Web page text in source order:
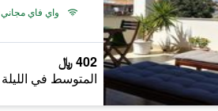
واي فاي مجاني
402 ﷼
المتوسط في الليلة